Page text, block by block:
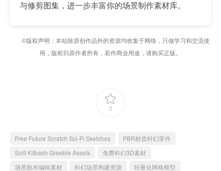
与修剪图集，进一步丰富你的场景制作素材库。
©版权声明：本站除原创作品外的资源均收集于网络，只做学习和交流使
用，版权归原作者所有，若作商业用途，请购买正版。
0
Free Future Scratch Sci-Fi Sketches
PBR材质科幻零件
Scifi Kitbash Greeble Assets
免费科幻3D素材
场景散布编辑素材
科幻场景构建资源 轻量化网格模型